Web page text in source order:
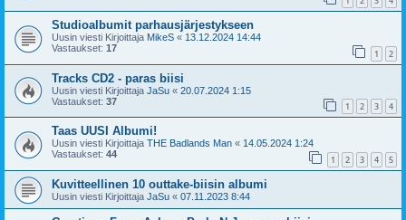
Studioalbumit parhausjärjestykseen
Uusin viesti Kirjoittaja MikeS « 13.12.2024 14:44
Vastaukset: 17 1 2
Tracks CD2 - paras biisi
Uusin viesti Kirjoittaja JaSu « 20.07.2024 1:15
Vastaukset: 37 1 2 3 4
Taas UUSI Albumi!
Uusin viesti Kirjoittaja THE Badlands Man « 14.05.2024 1:24
Vastaukset: 44 1 2 3 4 5
Kuvitteellinen 10 outtake-biisin albumi
Uusin viesti Kirjoittaja JaSu « 07.11.2023 8:44